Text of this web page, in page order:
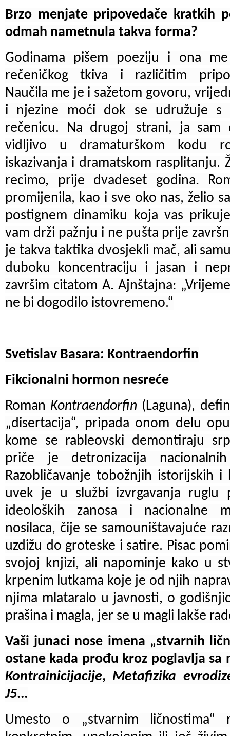
Brzo menjate pripovedače kratkih
odmah nametnula takva forma?
Godinama pišem poeziju i ona me
rečeničkog tkiva i različitim
Naučila me je i sažetom govoru,
i njezine moći dok se udružuje
rečenicu. Na drugoj strani, ja
vidljivo u dramaturškom kodu
iskazivanja i dramatskom rasplitanju.
recimo, prije dvadeset godina.
promijenila, kao i sve oko nas, želio
postignem dinamiku koja vas
vam drži pažnju i ne pušta prije
je takva taktika dvosjekli mač, ali
duboku koncentraciju i jasan i
završim citatom A. Ajnštajna:
ne bi dogodilo istovremeno.“
Svetislav Basara: Kontraendorfin
Fikcionalni hormon nesreće
Roman Kontraendorfin (Laguna),
„disertacija“, pripada onom delu
kome se rableovski demontiraju
priče je detronizacija
Razobličavanje tobožnjih istorijskih i
uvek je u službi izvrgavanja ruglu
ideoloških zanosa i nacionalne
nosilaca, čije se samouništavajuće
uzdižu do groteske i satire. Pisac
svojoj knjizi, ali napominje kako u
krpenim lutkama koje je od njih
njima mlataralo u javnosti, o
prašina i magla, jer se u magli lakše
Vaši junaci nose imena „stvarnih
ostane kada prođu kroz poglavlja sa
Kontrainicijacije, Metafizika
J5...
Umesto o „stvarnim